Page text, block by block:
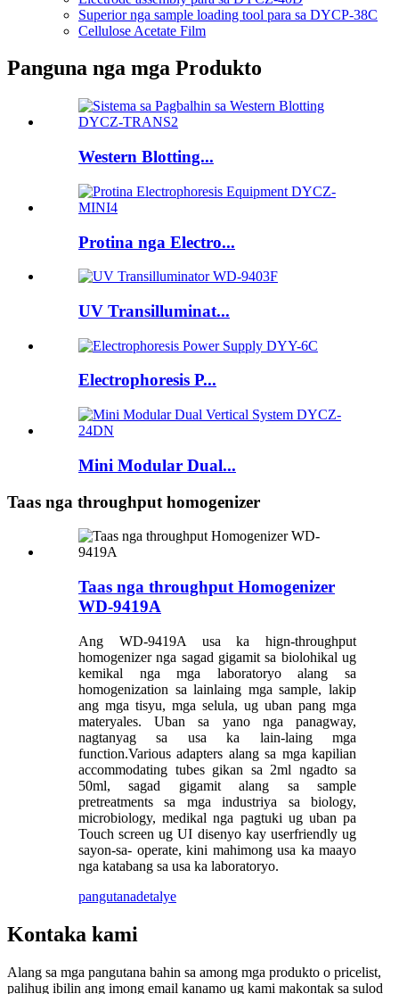
Superior nga sample loading tool para sa DYCP-38C
Cellulose Acetate Film
Panguna nga mga Produkto
Western Blotting...
Protina nga Electro...
UV Transilluminat...
Electrophoresis P...
Mini Modular Dual...
Taas nga throughput homogenizer
Taas nga throughput Homogenizer
WD-9419A
Ang WD-9419A usa ka hign-throughput
homogenizer nga sagad gigamit sa biolohikal ug
kemikal nga mga laboratoryo alang sa
homogenization sa lainlaing mga sample, lakip
ang mga tisyu, mga selula, ug uban pang mga
materyales. Uban sa yano nga panagway,
nagtanyag sa usa ka lain-laing mga
function.Various adapters alang sa mga kapilian
accommodating tubes gikan sa 2ml ngadto sa
50ml, sagad gigamit alang sa sample
pretreatments sa mga industriya sa biology,
microbiology, medikal nga pagtuki ug uban pa
Touch screen ug UI disenyo kay userfriendly ug
sayon-sa- operate, kini mahimong usa ka maayo
nga katabang sa usa ka laboratoryo.
pangutanadetalye
Kontaka kami
Alang sa mga pangutana bahin sa among mga produkto o pricelist,
palihug ibilin ang imong email kanamo ug kami makontak sa sulod